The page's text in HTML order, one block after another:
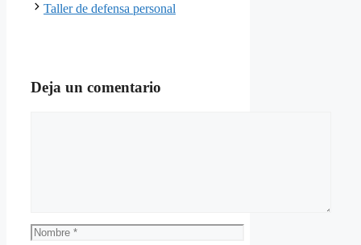
Taller de defensa personal
Deja un comentario
Nombre